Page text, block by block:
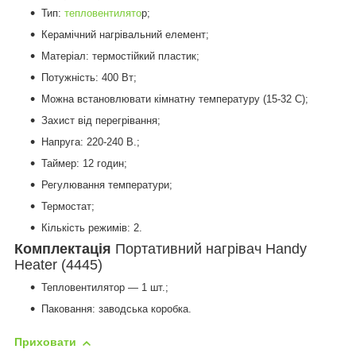
Тип: тепловентилятор;
Керамічний нагрівальний елемент;
Матеріал: термостійкий пластик;
Потужність: 400 Вт;
Можна встановлювати кімнатну температуру (15-32 С);
Захист від перегрівання;
Напруга: 220-240 В.;
Таймер: 12 годин;
Регулювання температури;
Термостат;
Кількість режимів: 2.
Комплектація Портативний нагрівач Handy
Heater (4445)
Тепловентилятор — 1 шт.;
Паковання: заводська коробка.
Приховати